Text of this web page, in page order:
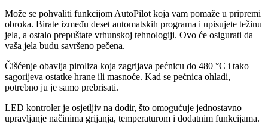
Može se pohvaliti funkcijom AutoPilot koja vam pomaže u pripremi
obroka. Birate između deset automatskih programa i upisujete težinu
jela, a ostalo prepuštate vrhunskoj tehnologiji. Ovo će osigurati da
vaša jela budu savršeno pečena.
Čišćenje obavlja piroliza koja zagrijava pećnicu do 480 °C i tako
sagorijeva ostatke hrane ili masnoće. Kad se pećnica ohladi,
potrebno ju je samo prebrisati.
LED kontroler je osjetljiv na dodir, što omogućuje jednostavno
upravljanje načinima grijanja, temperaturom i dodatnim funkcijama.